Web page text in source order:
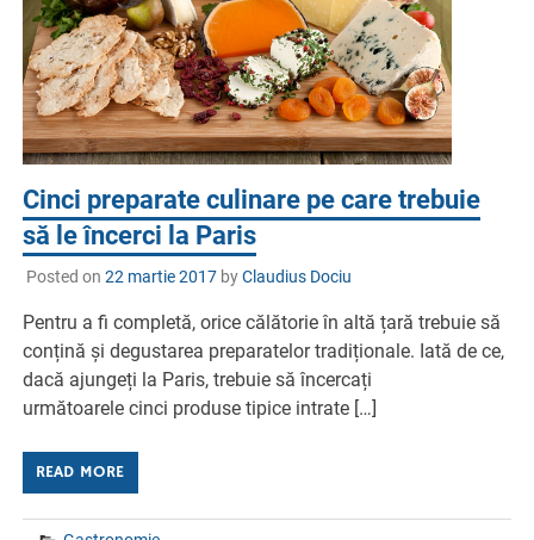
Cinci preparate culinare pe care trebuie
să le încerci la Paris
Posted on 22 martie 2017byClaudius Dociu
Pentru a fi completă, orice călătorie în altă țară trebuie să
conțină și degustarea preparatelor tradiționale. Iată de ce,
dacă ajungeți la Paris, trebuie să încercați
următoarele cinci produse tipice intrate […]
READ MORE